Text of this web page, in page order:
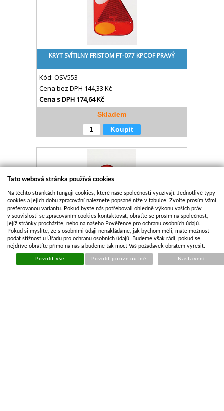
KRYT SVÍTILNY FRISTOM FT-077 KPCOF PRAVÝ
Kód: OSV553
Cena bez DPH 144,33 Kč
Cena s DPH 174,64 Kč
Skladem
Koupit
KRYT SVÍTILNY FRISTOM FT-077 KPPM PRAVÝ
Kód: OSV552
Cena bez DPH144,33 Kč
Tato webová stránka používá cookies
Na těchto stránkách fungují cookies, které naše společnosti využívají. Jednotlivé typy
cookies a jejich dobu zpracování naleznete popsané níže v tabulce. Zvolte prosím Vámi
preferovanou variantu. Pokud byste nás potřebovali ohledně výkonu vašich práv
v souvislosti se zpracováním cookies kontaktovat, obraťte se prosím na společnost,
jejíž stránky procházíte, nebo na našeho Pověřence pro ochranu osobních údajů.
Pokud si myslíte, že s osobními údaji nenakládáme, jak bychom měli, máte možnost
podat stížnost u Úřadu pro ochranu osobních údajů. Budeme však rádi, pokud se
nejdříve obrátíte přímo na nás a budeme tak moct Váš požadavek obratem vyřešit.
Povolit vše Povolit pouze nutné Nastavení